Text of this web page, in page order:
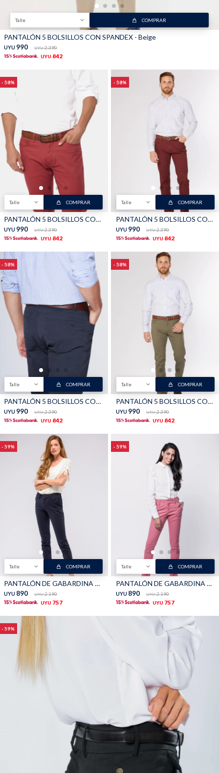
Talle COMPRAR
PANTALÓN 5 BOLSILLOS CON SPANDEX - Beige
UYU 990 UYU 2.390
UYU 842
58
Talle COMPRAR
PANTALÓN 5 BOLSILLOS CON SPANDEX - Bordeau
UYU 990 UYU 2.390
UYU 842
58
Talle COMPRAR
PANTALÓN 5 BOLSILLOS CON SPANDEX - Bordo Oscuro
UYU 990 UYU 2.390
UYU 842
58
Talle COMPRAR
PANTALÓN 5 BOLSILLOS CON SPANDEX - Marino
UYU 990 UYU 2.390
UYU 842
58
Talle COMPRAR
PANTALÓN 5 BOLSILLOS CON SPANDEX - Verde
UYU 990 UYU 2.390
UYU 842
59
Talle COMPRAR
PANTALÓN DE GABARDINA SKINNY - Azul
UYU 890 UYU 2.190
UYU 757
59
Talle COMPRAR
PANTALÓN DE GABARDINA SKINNY - CORAL
UYU 890 UYU 2.190
UYU 757
59